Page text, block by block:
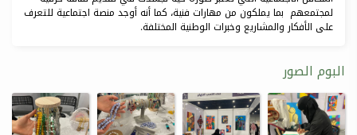
لمجتمعهم بما يملكون من مهارات فنية، كما أنه أوجد منصة اجتماعية للتعرف
على الأفكار والمشاريع وخبرات الوطنية المختلفة.
البوم الصور